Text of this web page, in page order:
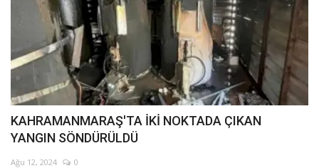
KAHRAMANMARAŞ'TA İKİ NOKTADA ÇIKAN
YANGIN SÖNDÜRÜLDÜ
Ağu 12, 2024 0